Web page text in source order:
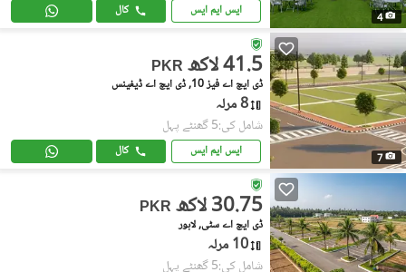
4 ایس ایم ایس کال
7
PKR 41.5 لاکھ
ڈی ایچ اے فیز 10, ڈی ایچ اے ڈیفینس
8 مرلہ
شامل کی:5 گھنٹے پہل
ایس ایم ایس کال
PKR 30.75 لاکھ
ڈی ایچ اے سٹی, لاہور
10 مرلہ
شامل کی:5 گھنٹے پہل